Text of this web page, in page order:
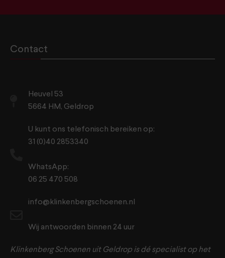
Contact
Heuvel 53
5664 HM, Geldrop
U kunt ons telefonisch bereiken op:
31 (0)40 2853340
WhatsApp:
06 25 470 508
info@klinkenbergschoenen.nl
Wij antwoorden binnen 24 uur
Klinkenberg Schoenen uit Geldrop is dé specialist op het